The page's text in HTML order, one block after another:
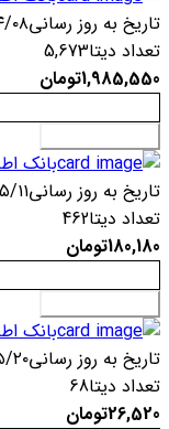
تاریخ به روز رسانی
تعداد دیتا5,673
1,985,550تومان
بانک
تاریخ به روز رسانی
تعداد دیتا462
180,180تومان
بانک
تاریخ به روز رسانی
تعداد دیتا68
26,520تومان